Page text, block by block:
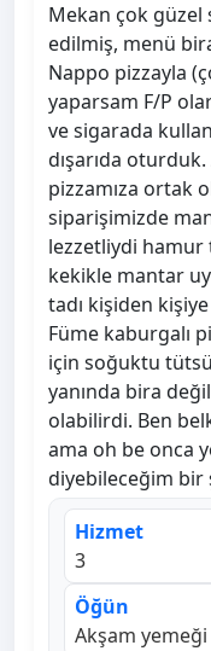
Mekan çok güzel
edilmiş, menü
Nappo pizzayla
yaparsam F/P
ve sigarada
dışarıda
pizzamıza ortak
siparişimizde
lezzetliydi hamur
kekikle mantar
tadı kişiden
Füme kaburgalı
için soğuktu
yanında bira
olabilirdi. Ben
ama oh be onca
diyebileceğim bir
Hizmet
3
Öğün
Akşam yemeği